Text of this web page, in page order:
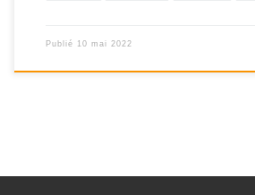
Publié 10 mai 2022